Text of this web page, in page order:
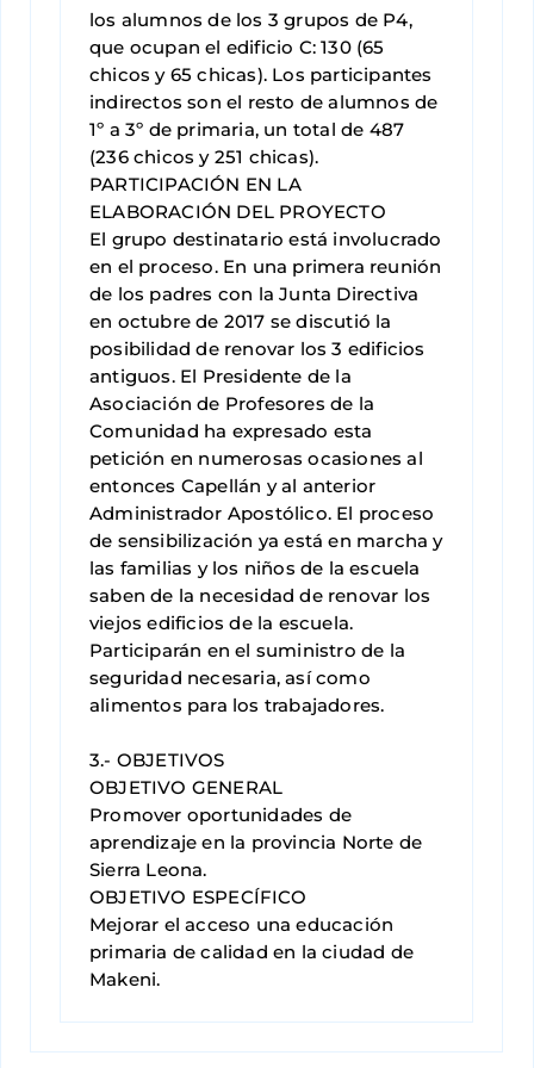
los alumnos de los 3 grupos de P4,
que ocupan el edificio C: 130 (65
chicos y 65 chicas). Los participantes
indirectos son el resto de alumnos de
1º a 3º de primaria, un total de 487
(236 chicos y 251 chicas).
PARTICIPACIÓN EN LA
ELABORACIÓN DEL PROYECTO
El grupo destinatario está involucrado
en el proceso. En una primera reunión
de los padres con la Junta Directiva
en octubre de 2017 se discutió la
posibilidad de renovar los 3 edificios
antiguos. El Presidente de la
Asociación de Profesores de la
Comunidad ha expresado esta
petición en numerosas ocasiones al
entonces Capellán y al anterior
Administrador Apostólico. El proceso
de sensibilización ya está en marcha y
las familias y los niños de la escuela
saben de la necesidad de renovar los
viejos edificios de la escuela.
Participarán en el suministro de la
seguridad necesaria, así como
alimentos para los trabajadores.
3.- OBJETIVOS
OBJETIVO GENERAL
Promover oportunidades de
aprendizaje en la provincia Norte de
Sierra Leona.
OBJETIVO ESPECÍFICO
Mejorar el acceso una educación
primaria de calidad en la ciudad de
Makeni.